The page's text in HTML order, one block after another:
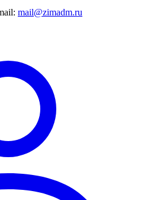
mail@zimadm.ru